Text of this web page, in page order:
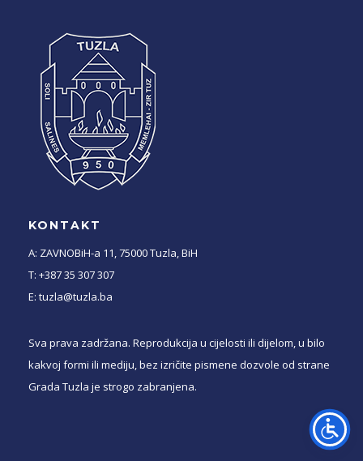
KONTAKT
A: ZAVNOBiH-a 11, 75000 Tuzla, BiH
T: +387 35 307 307
E: tuzla@tuzla.ba
Sva prava zadržana. Reprodukcija u cijelosti ili dijelom, u bilo
kakvoj formi ili mediju, bez izričite pismene dozvole od strane
Grada Tuzla je strogo zabranjena.